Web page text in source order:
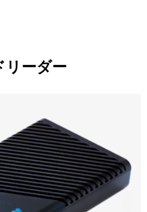
リーダー